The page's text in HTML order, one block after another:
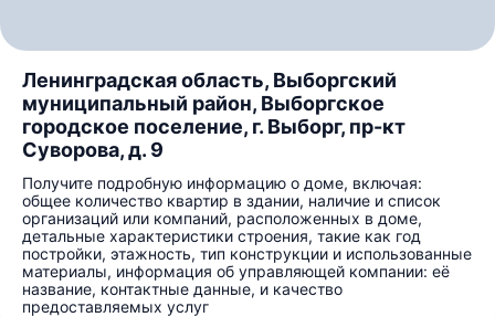
Ленинградская область, Выборгский
муниципальный район, Выборгское
городское поселение, г. Выборг, пр-кт
Суворова, д. 9
Получите подробную информацию о доме, включая:
общее количество квартир в здании, наличие и список
организаций или компаний, расположенных в доме,
детальные характеристики строения, такие как год
постройки, этажность, тип конструкции и использованные
материалы, информация об управляющей компании: её
название, контактные данные, и качество
предоставляемых услуг